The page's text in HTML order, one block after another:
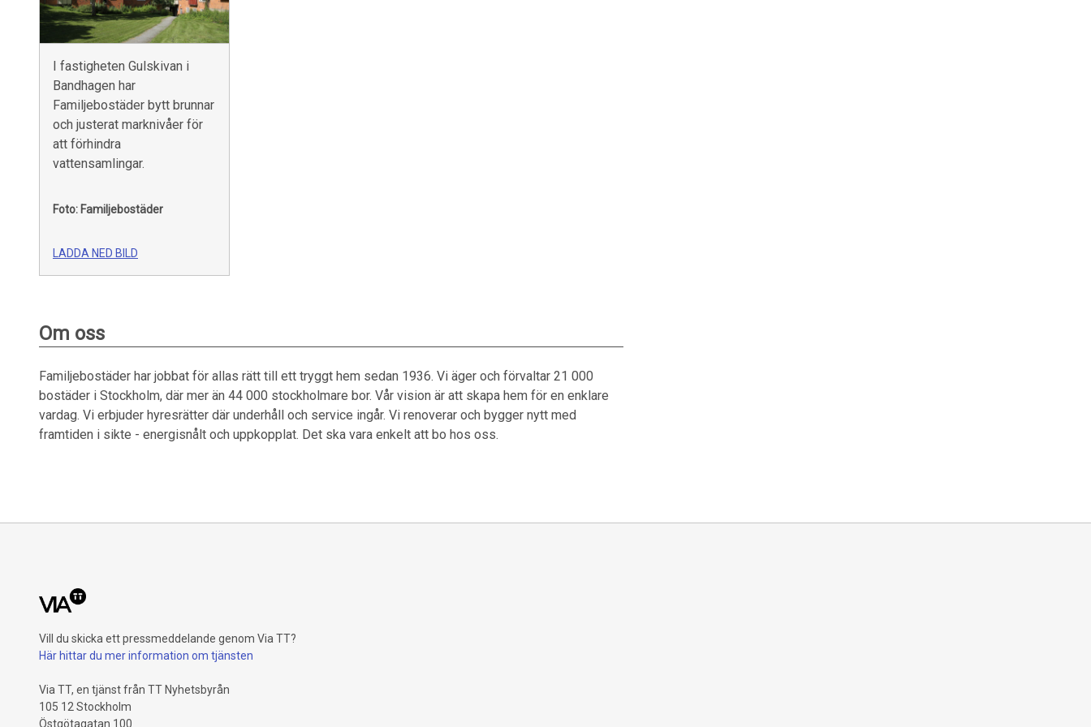
I fastigheten Gulskivan i
Bandhagen har
Familjebostäder bytt brunnar
och justerat marknivåer för
att förhindra
vattensamlingar.
Foto: Familjebostäder
LADDA NED BILD
Om oss
Familjebostäder har jobbat för allas rätt till ett tryggt hem sedan 1936. Vi äger och förvaltar 21 000
bostäder i Stockholm, där mer än 44 000 stockholmare bor. Vår vision är att skapa hem för en enklare
vardag. Vi erbjuder hyresrätter där underhåll och service ingår. Vi renoverar och bygger nytt med
framtiden i sikte - energisnålt och uppkopplat. Det ska vara enkelt att bo hos oss.
Vill du skicka ett pressmeddelande genom Via TT?
Här hittar du mer information om tjänsten
Via TT, en tjänst från TT Nyhetsbyrån
105 12 Stockholm
Östgötagatan 100